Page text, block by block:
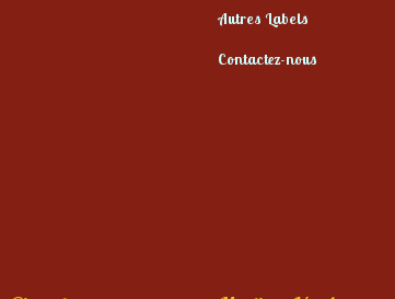
Autres Labels
Contactez-nous